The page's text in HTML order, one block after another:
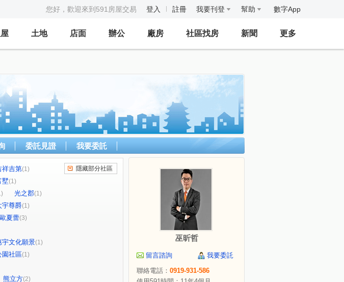
您好，歡迎來到591房屋交易 登入 註冊 我要刊登 幫助 數字App
土地 店面 辦公 廠房 社區找房 新聞 更多
委託見證 我要委託
祥吉第(1)
墅(1)
光之郡(1)
宇尊爵(1)
歐夏蕾(3)
宇文化願景(1)
園社區(1)
熊立方(2)
隱藏部分社區
巫昕哲
留言諮詢
我要委託
聯絡電話： 0919-931-586